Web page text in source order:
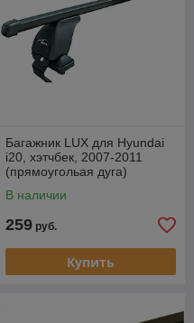
Багажник LUX для Hyundai
i20, хэтчбек, 2007-2011
(прямоугольая дуга)
В наличии
259 руб.
Купить